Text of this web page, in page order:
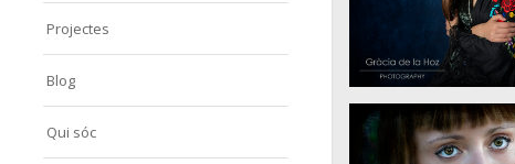
Projectes
Blog
Qui sóc